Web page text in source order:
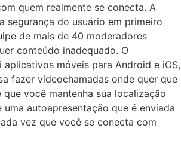
quem realmente se conecta. A
segurança do usuário em primeiro
de mais de 40 moderadores
conteúdo inadequado. O
aplicativos móveis para Android e iOS,
fazer videochamadas onde quer que
que você mantenha sua localização
autoapresentação que é enviada
vez que você se conecta com